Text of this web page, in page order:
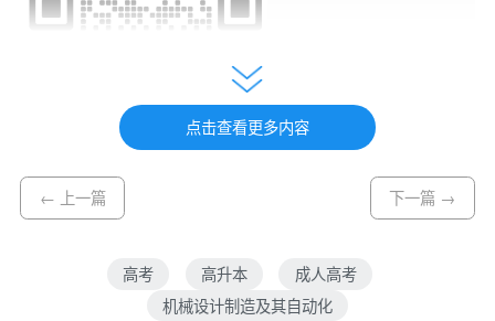
点击查看更多内容
← 上一篇 下一篇 →
高考 高升本
成人高考
机械设计制造及其自动化